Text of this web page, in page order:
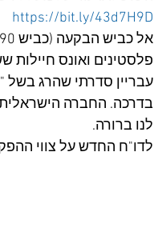
https://bit.ly/43d7H9D
פלסטינים ואונס
עבריין סדרתי שהרג בשל
בדרכה. החברה הישראלית
לנו ברורה.
לדו"ח החדש על צווי